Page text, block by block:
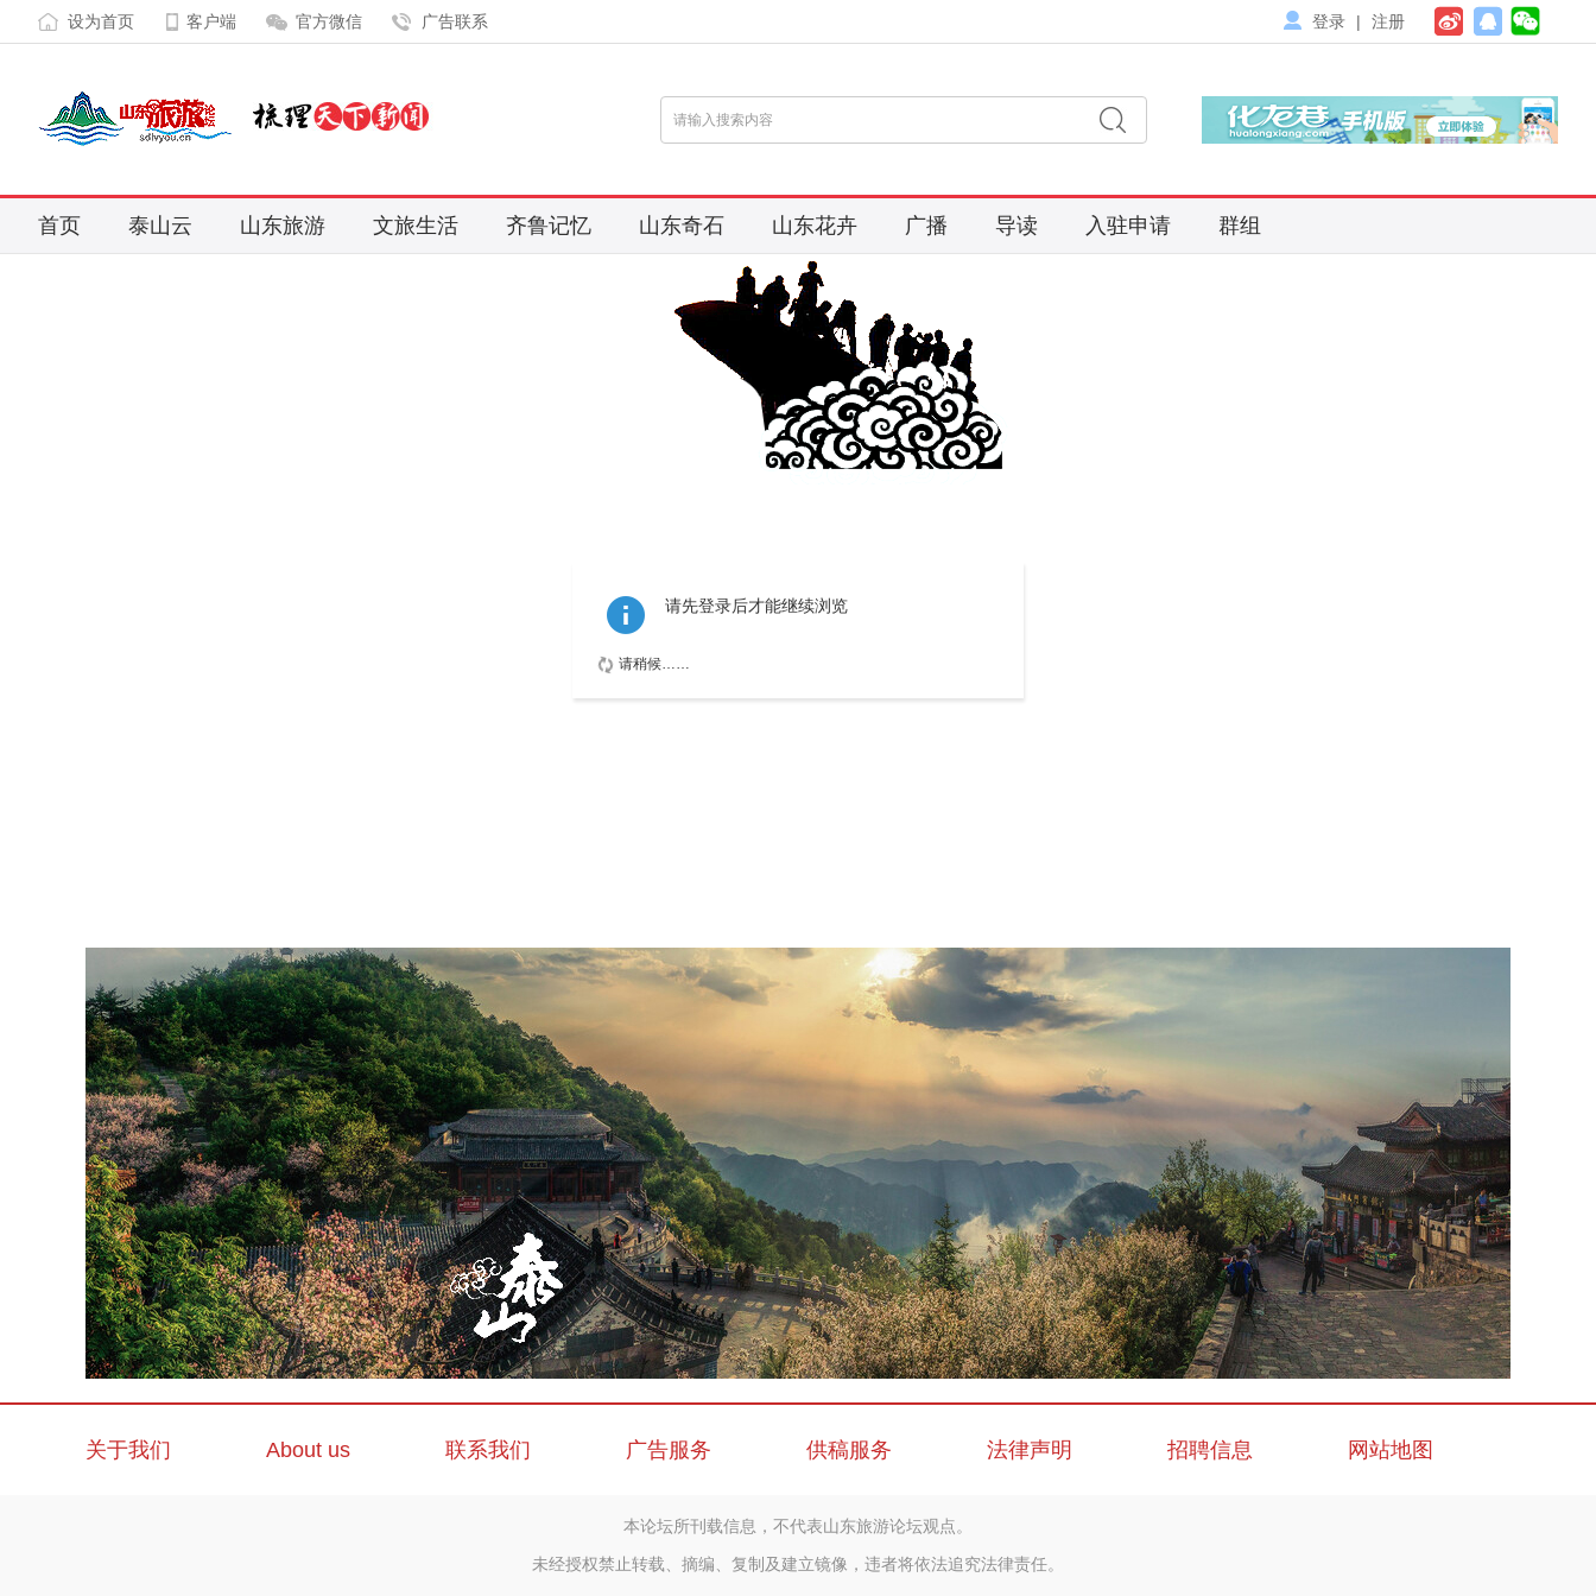
设为首页 客户端 官方微信 广告联系 登录 | 注册
搜
首页 泰山云 山东旅游 文旅生活 齐鲁记忆 山东奇石 山东花卉 广播 导读 入驻申请 群组
请先登录后才能继续浏览
请稍候……
关于我们 About us 联系我们 广告服务 供稿服务 法律声明 招聘信息 网站地图
本论坛所刊载信息，不代表山东旅游论坛观点。
未经授权禁止转载、摘编、复制及建立镜像，违者将依法追究法律责任。